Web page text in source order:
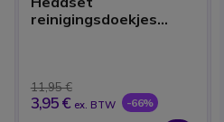
reinigingsdoekjes
11,95 €
3,95 € ex. BTW -66%